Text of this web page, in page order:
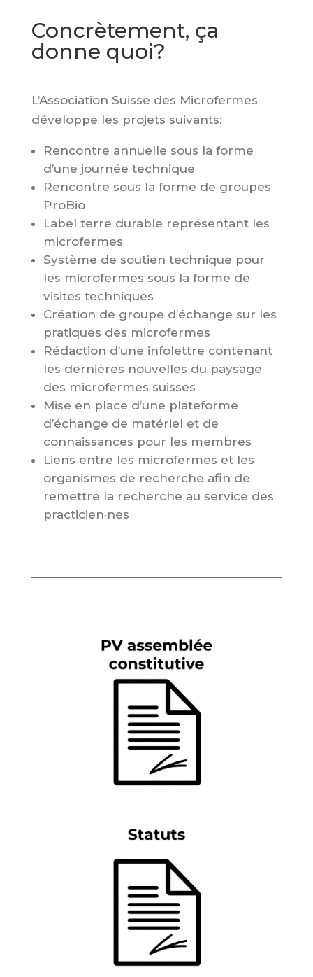
Concrètement, ça
donne quoi?
L’Association Suisse des Microfermes
développe les projets suivants:
Rencontre annuelle sous la forme
d’une journée technique
Rencontre sous la forme de groupes
ProBio
Label terre durable représentant les
microfermes
Système de soutien technique pour
les microfermes sous la forme de
visites techniques
Création de groupe d’échange sur les
pratiques des microfermes
Rédaction d’une infolettre contenant
les dernières nouvelles du paysage
des microfermes suisses
Mise en place d’une plateforme
d’échange de matériel et de
connaissances pour les membres
Liens entre les microfermes et les
organismes de recherche afin de
remettre la recherche au service des
practicien·nes